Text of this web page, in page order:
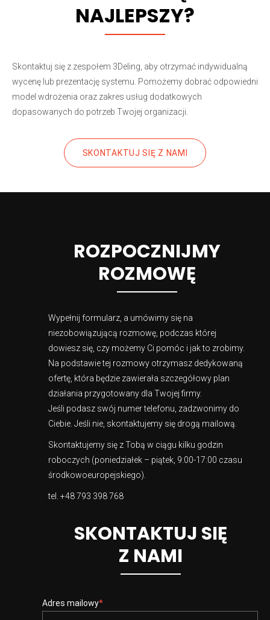
NAJLEPSZY?
Skontaktuj się z zespołem 3Deling, aby otrzymać indywidualną
wycenę lub prezentację systemu. Pomożemy dobrać odpowiedni
model wdrożenia oraz zakres usług dodatkowych
dopasowanych do potrzeb Twojej organizacji.
SKONTAKTUJ SIĘ Z NAMI
ROZPOCZNIJMY
ROZMOWĘ
Wypełnij formularz, a umówimy się na
niezobowiązującą rozmowę, podczas której
dowiesz się, czy możemy Ci pomóc i jak to zrobimy.
Na podstawie tej rozmowy otrzymasz dedykowaną
ofertę, która będzie zawierała szczegółowy plan
działania przygotowany dla Twojej firmy.
Jeśli podasz swój numer telefonu, zadzwonimy do
Ciebie. Jeśli nie, skontaktujemy się drogą mailową.
Skontaktujemy się z Tobą w ciągu kilku godzin
roboczych (poniedziałek – piątek, 9:00-17:00 czasu
środkowoeuropejskiego).
tel. +48 793 398 768
SKONTAKTUJ SIĘ
Z NAMI
Adres mailowy